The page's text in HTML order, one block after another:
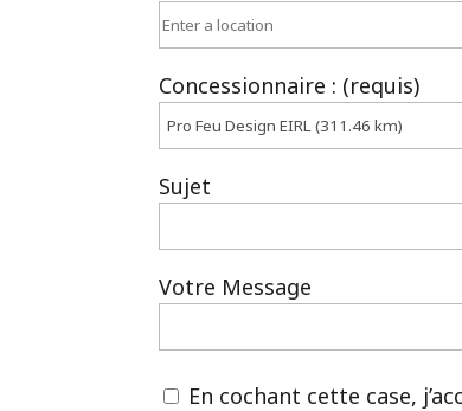
Concessionnaire : (requis)
Sujet
Votre Message
En cochant cette case,